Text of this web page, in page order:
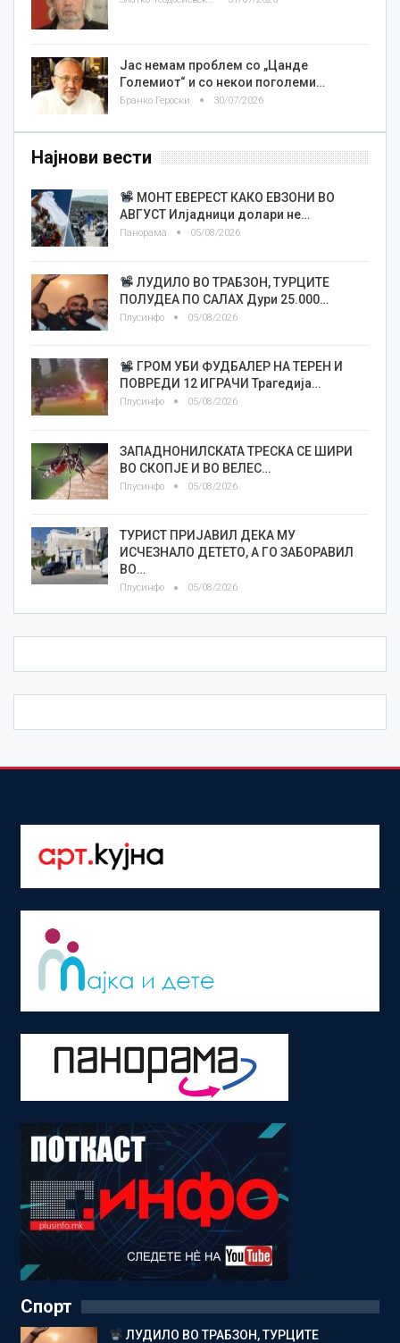
Јас немам проблем со „Цанде
Големиот“ и со некои поголеми…
Бранко Героски 30/07/2026
Најнови вести
МОНТ ЕВЕРЕСТ КАКО ЕВЗОНИ ВО
АВГУСТ Илјадници долари не…
Панорама 05/08/2026
ЛУДИЛО ВО ТРАБЗОН, ТУРЦИТЕ
ПОЛУДЕА ПО САЛАХ Дури 25.000…
Плусинфо 05/08/2026
ГРОМ УБИ ФУДБАЛЕР НА ТЕРЕН И
ПОВРЕДИ 12 ИГРАЧИ Трагедија…
Плусинфо 05/08/2026
ЗАПАДНОНИЛСКАТА ТРЕСКА СЕ ШИРИ
ВО СКОПЈЕ И ВО ВЕЛЕС…
Плусинфо 05/08/2026
ТУРИСТ ПРИЈАВИЛ ДЕКА МУ
ИСЧЕЗНАЛО ДЕТЕТО, А ГО ЗАБОРАВИЛ
ВО…
Плусинфо 05/08/2026
Спорт
ЛУДИЛО ВО ТРАБЗОН, ТУРЦИТЕ